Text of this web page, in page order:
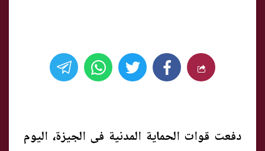
دفعت قوات الحماية المدنية فى الجيزة، اليوم